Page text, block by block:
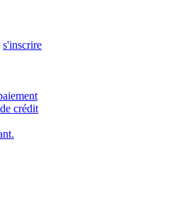
s'inscrire
crédit